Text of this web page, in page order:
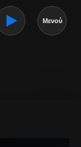
Μενού